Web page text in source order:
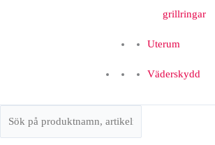
grillringar
Uterum
Väderskydd